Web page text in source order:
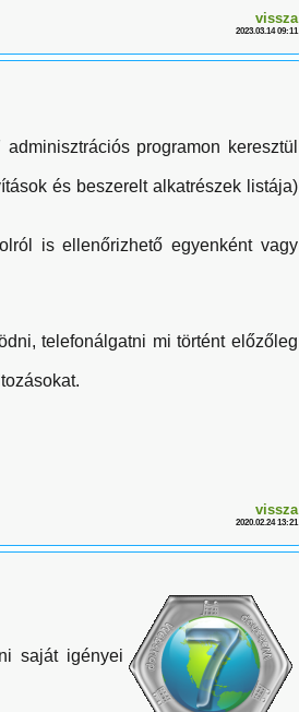
vissza
2023.03.14 09:11
programon keresztül
és beszerelt alkatrészek listája)
is ellenőrizhető egyenként vagy
telefonálgatni mi történt előzőleg
vissza
2020.02.24 13:21
saját igényei